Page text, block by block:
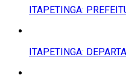
ITAPETINGA:
ITAPETINGA: